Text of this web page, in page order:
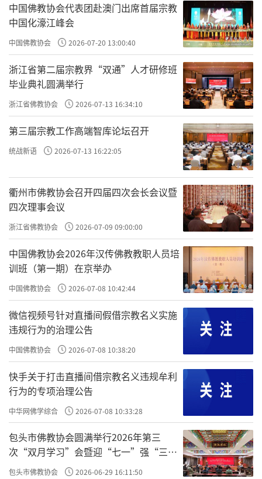
2026年4月3日晚18时30分，东林寺净土苑莲华
胜会念佛堂内梵音清远，“莲栖三载——净土苑
举办传印长老生西三周年纪念音乐会”在此庄
严举行。《石泉音》是一部以原中国佛教协会
会长、庐山东林寺法主和尚传印长老一生行谊
为创作蓝本的九章史诗性合唱组歌。
《石泉音》从文字至旋律全部原创，由大安法
师担任导师，德晋法师、能愿法师担任总监
制，谢轮担任总策划，作词、撰稿，张朝翔、
黄慧音担任作曲，王晶担任总导演，王萍、欧
阳川、陈松担任指挥，德凯法师担任开场独
白，由东林寺净土苑一心归命义工合唱团、湖
北黄石东方山慈光合唱团、南昌德成合唱团现
场演唱。
《石泉音》以传印长老一生行谊为蓝本，作品
中国佛教协会代表团赴澳门出席首届宗教
中国化濠江峰会
中国佛教协会 2026-07-20 13:00:40
浙江省第二届宗教界“双通”人才研修班
毕业典礼圆满举行
浙江省佛教协会 2026-07-13 16:34:10
第三届宗教工作高端智库论坛召开
统战新语 2026-07-13 16:22:05
衢州市佛教协会召开四届四次会长会议暨
四次理事会议
浙江省佛教协会 2026-07-09 09:00:00
中国佛教协会2026年汉传佛教教职人员培
训班（第一期）在京举办
中国佛教协会 2026-07-08 10:42:44
微信视频号针对直播间假借宗教名义实施
违规行为的治理公告
中国佛教协会 2026-07-08 10:38:20
快手关于打击直播间借宗教名义违规牟利
行为的专项治理公告
中华网佛学综合 2026-07-08 10:33:28
包头市佛教协会圆满举行2026年第三
次“双月学习”会暨迎“七一”强“三
爱”主题书画笔会
包头市佛教协会 2026-06-29 16:11:50